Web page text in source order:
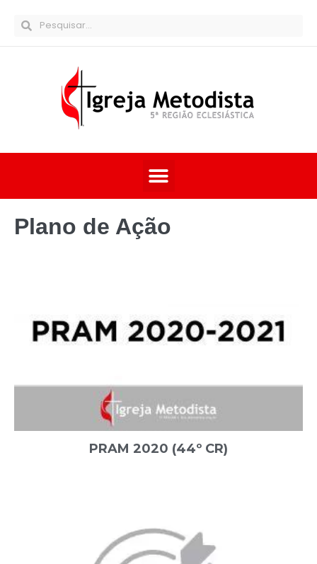
Plano de Ação
PRAM 2020 (44º CR)